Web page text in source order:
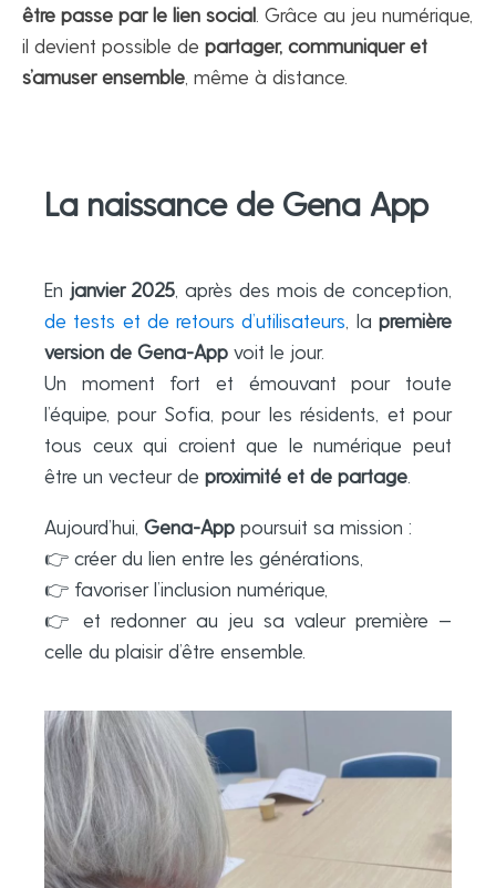
être passe par le lien social . Grâce au jeu numérique,
il devient possible de partager, communiquer et
s’amuser ensemble , même à distance.
La naissance de Gena App
En janvier 2025 , après des mois de conception,
de tests et de retours d’utilisateurs , lapremière
version de Gena-App voit le jour.
Un moment fort et émouvant pour toute
l’équipe, pour Sofia, pour les résidents, et pour
tous ceux qui croient que le numérique peut
être un vecteur de proximité et de partage
Aujourd’hui, Gena-App poursuit sa mission :
👉 créer du lien entre les générations,
👉 favoriser l’inclusion numérique,
👉 et redonner au jeu sa valeur première —
celle du plaisir d’être ensemble.